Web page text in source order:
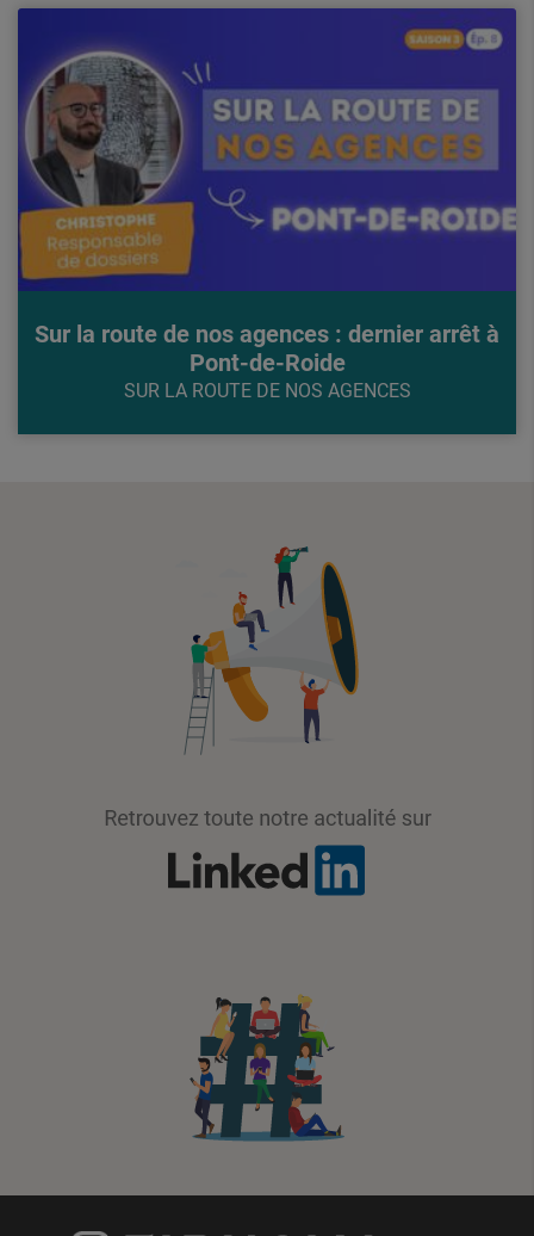
Sur la route de nos agences : dernier arrêt à
Pont-de-Roide
SUR LA ROUTE DE NOS AGENCES